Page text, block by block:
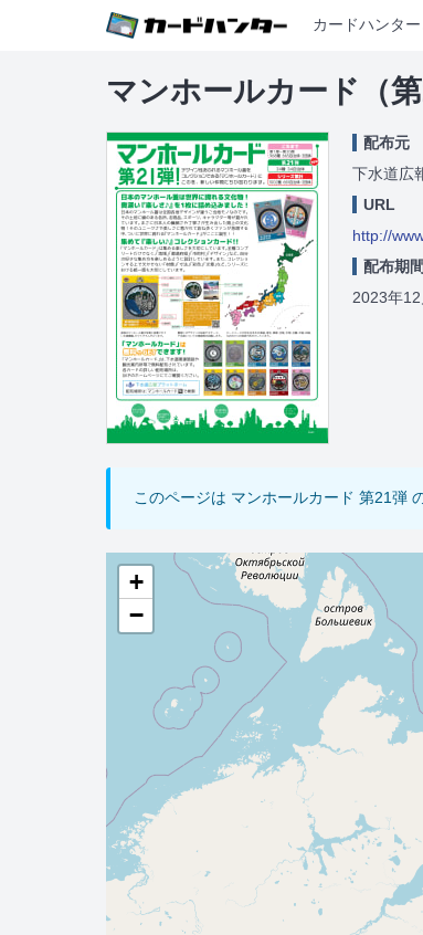
カードハンター
マンホールカード（第
配布元
下水道広
URL
http://
配布期
2023年
このページは マンホールカード 第21弾
+
−